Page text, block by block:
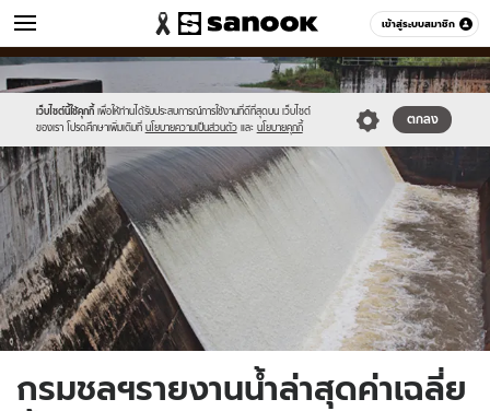
เข้าสู่ระบบสมาชิก
ข่าว หมวดอื่นๆ
เว็บไซต์นี้ใช้คุกกี้ เพื่อให้ท่านได้รับประสบการณ์การใช้งานที่ดีที่สุดบน เว็บไซต์
ของเรา โปรดศึกษาเพิ่มเติมที่ นโยบายความเป็นส่วนตัว และ นโยบายคุกกี้
ตกลง
Sanook
//s.isanook.com/sr/0/images/logo-
new-
sanook.png
600
60
//s.isanook.com/ns/0/ud/372/1860138/643841-
01.jpg
กรมชลฯรายงานน้ำล่าสุดค่าเฉลี่ย